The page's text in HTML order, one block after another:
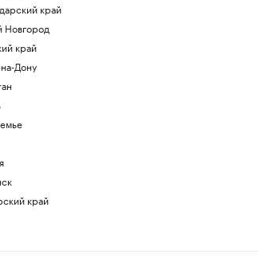
край
Новгород
край
Дону
край